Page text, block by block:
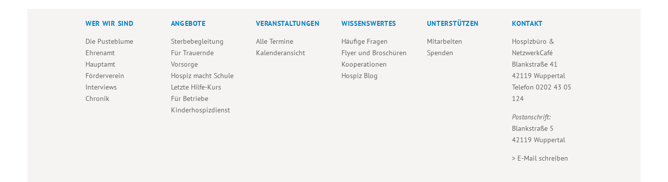
WER WIR SIND
Die Pusteblume
Ehrenamt
Hauptamt
Förderverein
Interviews
Chronik
ANGEBOTE
Sterbebegleitung
Für Trauernde
Vorsorge
Hospiz macht Schule
Letzte Hilfe-Kurs
Für Betriebe
Kinderhospizdienst
VERANSTALTUNGEN
Alle Termine
Kalenderansicht
WISSENSWERTES
Häufige Fragen
Flyer und Broschüren
Kooperationen
Hospiz Blog
UNTERSTÜTZEN
Mitarbeiten
Spenden
KONTAKT
Hospizbüro &
NetzwerkCafé
Blankstraße 41
42119 Wuppertal
Telefon0202 43 05
124
Postanschrift:
Blankstraße 5
42119 Wuppertal
> E-Mail schreiben